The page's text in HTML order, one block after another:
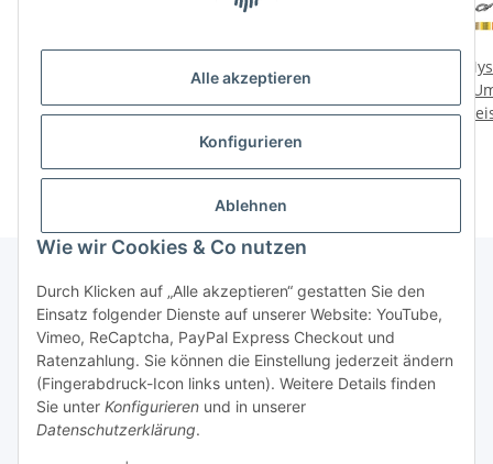
Alle akzeptieren
Konfigurieren
Ablehnen
Wie wir Cookies & Co nutzen
Durch Klicken auf „Alle akzeptieren“ gestatten Sie den
Einsatz folgender Dienste auf unserer Website: YouTube,
Vimeo, ReCaptcha, PayPal Express Checkout und
Ratenzahlung. Sie können die Einstellung jederzeit ändern
(Fingerabdruck-Icon links unten). Weitere Details finden
Sie unter Konfigurieren und in unserer
Datenschutzerklärung.
15mm Standard
Preise nach Anmeldung
Umhängeleine 20mm
Preise nach Anmeldung
sichtbar
Informationen
Gesetzliche Informationen
* Alle Preise zzgl. gesetzlicher USt.